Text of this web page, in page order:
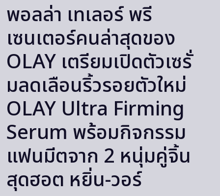
พอลล่า เทเลอร์ พรี
เซนเตอร์คนล่าสุดของ
OLAY เตรียมเปิดตัวเซรั่
มลดเลือนริ้วรอยตัวใหม่
OLAY Ultra Firming
Serum พร้อมกิจกรรม
แฟนมีตจาก 2 หนุ่มคู่จิ้น
สุดฮอต หยิ่น-วอร์